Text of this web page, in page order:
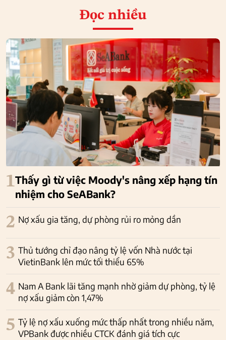
Đọc nhiều
1Thấy gì từ việc Moody's nâng xếp hạng tín
nhiệm cho SeABank?
2 Nợ xấu gia tăng, dự phòng rủi ro mỏng dần
3 Thủ tướng chỉ đạo nâng tỷ lệ vốn Nhà nước tại
VietinBank lên mức tối thiểu 65%
4 Nam A Bank lãi tăng mạnh nhờ giảm dự phòng, tỷ lệ
nợ xấu giảm còn 1,47%
5 Tỷ lệ nợ xấu xuống mức thấp nhất trong nhiều năm,
VPBank được nhiều CTCK đánh giá tích cực